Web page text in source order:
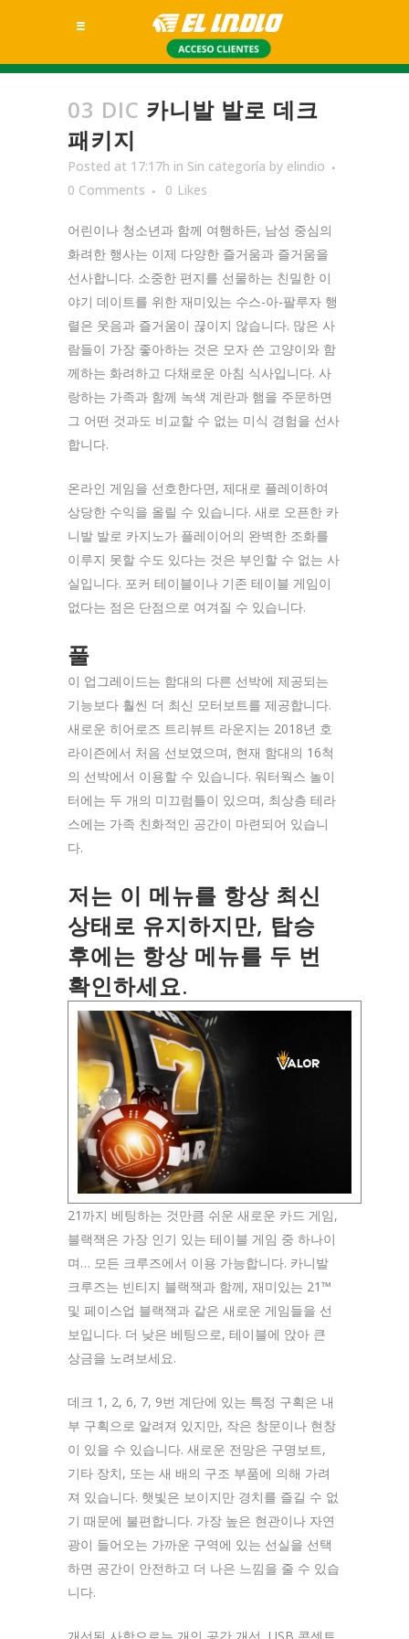
03 DIC 카니발 발로 데크
패키지
Posted at 17:17h in Sin categoría by elindio
0 Comments
0 Likes
어린이나 청소년과 함께 여행하든, 남성 중심의
화려한 행사는 이제 다양한 즐거움과 즐거움을
선사합니다. 소중한 편지를 선물하는 친밀한 이
야기 ​​데이트를 위한 재미있는 수스-아-팔루자 행
렬은 웃음과 즐거움이 끊이지 않습니다. 많은 사
람들이 가장 좋아하는 것은 모자 쓴 고양이와 함
께하는 화려하고 다채로운 아침 식사입니다. 사
랑하는 가족과 함께 녹색 계란과 햄을 주문하면
그 어떤 것과도 비교할 수 없는 미식 경험을 선사
합니다.
온라인 게임을 선호한다면, 제대로 플레이하여
상당한 수익을 올릴 수 있습니다. 새로 오픈한 카
니발 발로 카지노가 플레이어의 완벽한 조화를
이루지 못할 수도 있다는 것은 부인할 수 없는 사
실입니다. 포커 테이블이나 기존 테이블 게임이
없다는 점은 단점으로 여겨질 수 있습니다.
풀
이 업그레이드는 함대의 다른 선박에 제공되는
기능보다 훨씬 더 최신 모터보트를 제공합니다.
새로운 히어로즈 트리뷰트 라운지는 2018년 호
라이즌에서 처음 선보였으며, 현재 함대의 16척
의 선박에서 이용할 수 있습니다. 워터웍스 놀이
터에는 두 개의 미끄럼틀이 있으며, 최상층 테라
스에는 가족 친화적인 공간이 마련되어 있습니
다.
저는 이 메뉴를 항상 최신
상태로 유지하지만, 탑승
후에는 항상 메뉴를 두 번
확인하세요.
21까지 베팅하는 것만큼 쉬운 새로운 카드 게임,
블랙잭은 가장 인기 있는 테이블 게임 중 하나이
며… 모든 크루즈에서 이용 가능합니다. 카니발
크루즈는 빈티지 블랙잭과 함께, 재미있는 21™
및 페이스업 블랙잭과 같은 새로운 게임들을 선
보입니다. 더 낮은 베팅으로, 테이블에 앉아 큰
상금을 노려보세요.
데크 1, 2, 6, 7, 9번 계단에 있는 특정 구획은 내
부 구획으로 알려져 있지만, 작은 창문이나 현창
이 있을 수 있습니다. 새로운 전망은 구명보트,
기타 장치, 또는 새 배의 구조 부품에 의해 가려
져 있습니다. 햇빛은 보이지만 경치를 즐길 수 없
기 때문에 불편합니다. 가장 높은 현관이나 자연
광이 들어오는 가까운 구역에 있는 선실을 선택
하면 공간이 안전하고 더 나은 느낌을 줄 수 있습
니다.